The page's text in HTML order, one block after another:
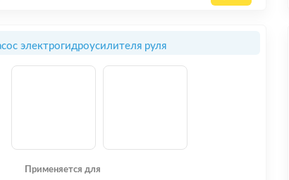
электрогидроусилителя руля
Применяется для